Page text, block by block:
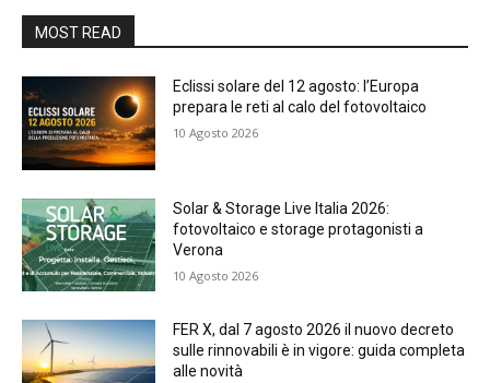
MOST READ
Eclissi solare del 12 agosto: l’Europa
prepara le reti al calo del fotovoltaico
10 Agosto 2026
Solar & Storage Live Italia 2026:
fotovoltaico e storage protagonisti a
Verona
10 Agosto 2026
FER X, dal 7 agosto 2026 il nuovo decreto
sulle rinnovabili è in vigore: guida completa
alle novità